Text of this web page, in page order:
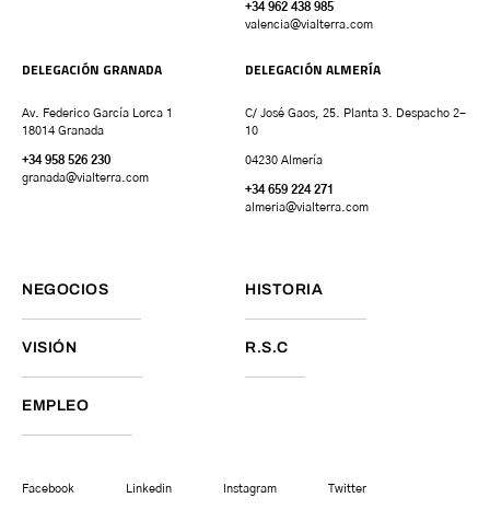
+34 962 438 985
valencia@vialterra.com
DELEGACIÓN GRANADA
Av. Federico García Lorca 1
18014 Granada
+34 958 526 230
granada@vialterra.com
DELEGACIÓN ALMERÍA
C/ José Gaos, 25. Planta 3. Despacho 2-
10
04230 Almería
+34 659 224 271
almeria@vialterra.com
NEGOCIOS HISTORIA
VISIÓN R.S.C
EMPLEO
Facebook Linkedin Instagram Twitter